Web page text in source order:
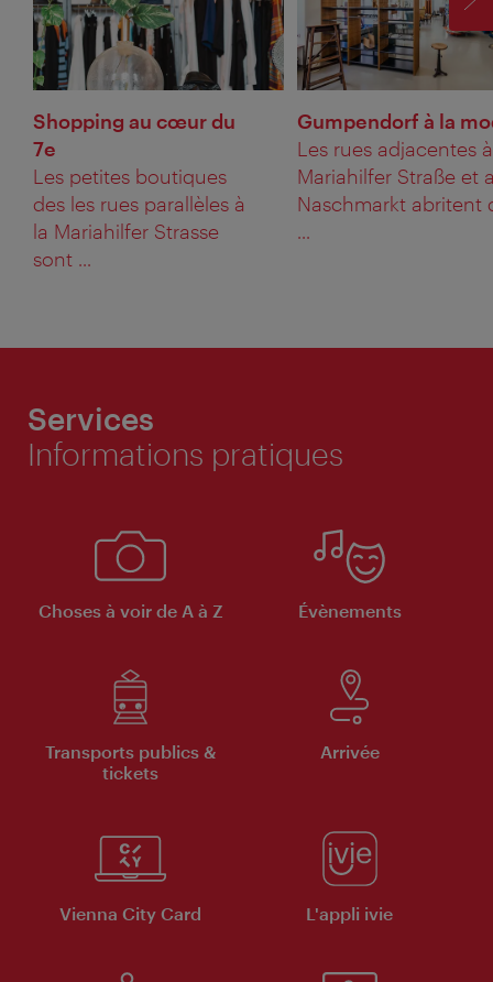
Shopping au cœur du
7e
Les petites boutiques
des les rues parallèles à
la Mariahilfer Strasse
sont ...
Gumpendorf à la
Les rues adjacentes
Mariahilfer Straße et
Naschmarkt abritent
...
Services
Informations pratiques
Choses à voir de A à Z Évènements
Transports publics &
tickets
Arrivée
Vienna City Card L'appli ivie